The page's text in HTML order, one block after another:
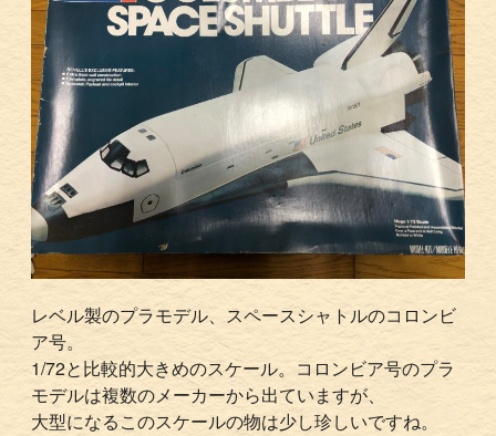
レベル製のプラモデル、スペースシャトルのコロンビ
ア号。
1/72と比較的大きめのスケール。コロンビア号のプラ
モデルは複数のメーカーから出ていますが、
大型になるこのスケールの物は少し珍しいですね。